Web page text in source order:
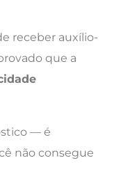
receber auxílio-
que a
— é
não consegue